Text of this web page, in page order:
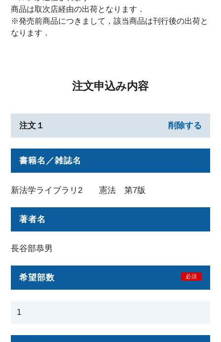
商品は取次店経由の出荷となります．
※発売前商品につきまして，該当商品は刊行後の出荷と
なります．
注文申込み内容
注文１ 削除する
書籍名／雑誌名
新法学ライブラリ2 憲法 第7版
著者名
長谷部恭男
希望部数 必須